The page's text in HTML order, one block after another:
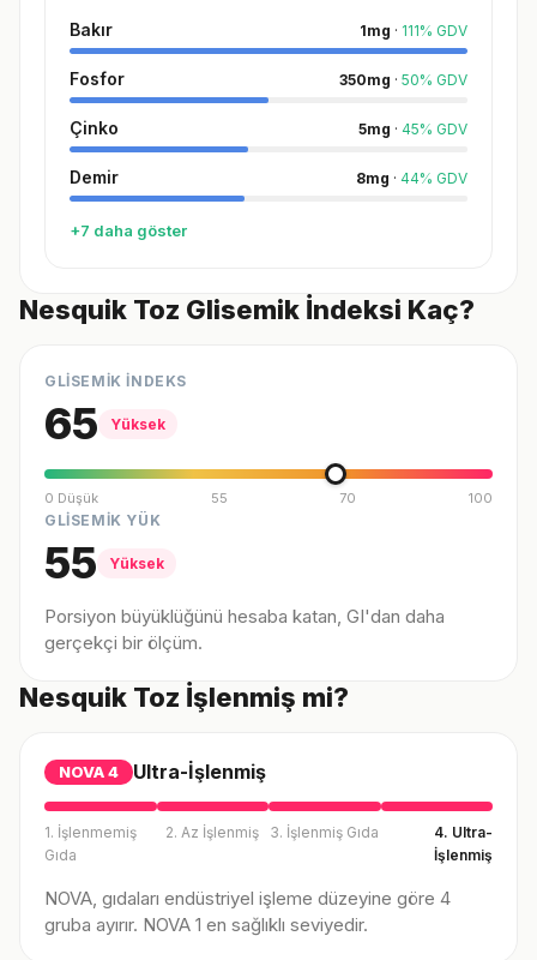
Bakır 1mg · 111% GDV
Fosfor 350mg · 50% GDV
Çinko 5mg · 45% GDV
Demir 8mg · 44% GDV
+7 daha göster
Nesquik Toz Glisemik İndeksi Kaç?
GLİSEMİK İNDEKS
65 Yüksek
0 Düşük 55 70 100
GLİSEMİK YÜK
55 Yüksek
Porsiyon büyüklüğünü hesaba katan, GI'dan daha
gerçekçi bir ölçüm.
Nesquik Toz İşlenmiş mi?
NOVA4 Ultra-İşlenmiş
1. İşlenmemiş
Gıda
2. Az İşlenmiş 3. İşlenmiş Gıda
4. Ultra-
İşlenmiş
NOVA, gıdaları endüstriyel işleme düzeyine göre 4
gruba ayırır. NOVA 1 en sağlıklı seviyedir.